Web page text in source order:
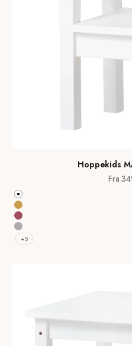
Hoppekids
Fra
Hvid
Autumn Yellow
Baroque Rose
Dove Grey
+5